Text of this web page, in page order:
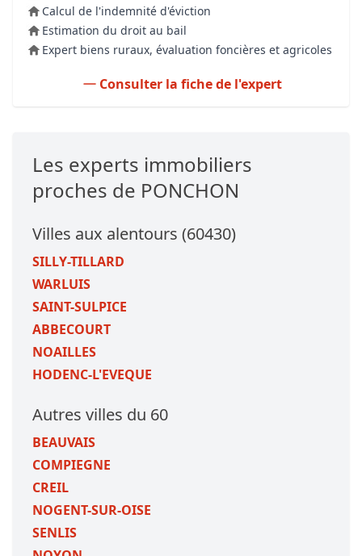
Calcul de l'indemnité d'éviction
Estimation du droit au bail
Expert biens ruraux, évaluation foncières et agricoles
Consulter la fiche de l'expert
Les experts immobiliers
proches de PONCHON
Villes aux alentours (60430)
SILLY-TILLARD
WARLUIS
SAINT-SULPICE
ABBECOURT
NOAILLES
HODENC-L'EVEQUE
Autres villes du 60
BEAUVAIS
COMPIEGNE
CREIL
NOGENT-SUR-OISE
SENLIS